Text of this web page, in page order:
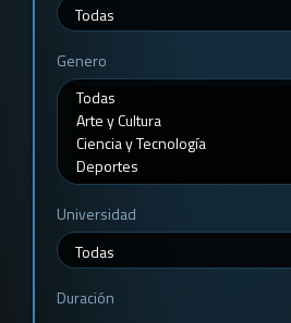
Genero
Universidad
Duración